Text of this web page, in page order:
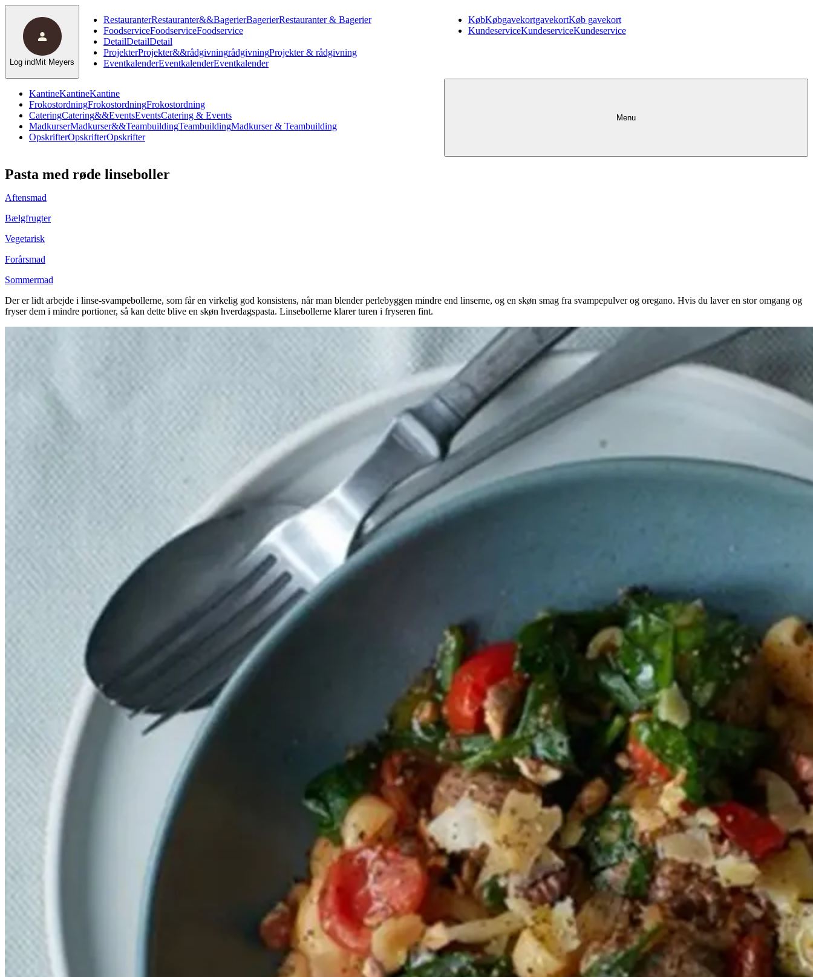
KantineKantineKantine
FrokostordningFrokostordningFrokostordning
CateringCatering&&EventsEventsCatering & Events
MadkurserMadkurser&&TeambuildingTeambuildingMadkurser & Teambuilding
OpskrifterOpskrifterOpskrifter
RestauranterRestauranter&&BagerierBagerierRestauranter & Bagerier
FoodserviceFoodserviceFoodservice
DetailDetailDetail
ProjekterProjekter&&rådgivningrådgivningProjekter & rådgivning
EventkalenderEventkalenderEventkalender
KøbKøbgavekortgavekortKøb gavekort
KundeserviceKundeserviceKundeservice
Log ind Mit Meyers
Menu
Pasta med røde linseboller
Aftensmad
Bælgfrugter
Vegetarisk
Forårsmad
Sommermad
Der er lidt arbejde i linse-svampebollerne, som får en virkelig god konsistens, når man blender perlebyggen mindre end linserne, og en skøn smag fra svampepulver og oregano. Hvis du laver en stor omgang og
fryser dem i mindre portioner, så kan dette blive en skøn hverdagspasta. Linsebollerne klarer turen i fryseren fint.